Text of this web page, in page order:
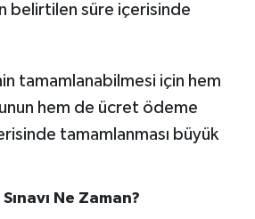
belirtilen süre içerisinde
tamamlanabilmesi için hem
hem de ücret ödeme
tamamlanması büyük
Ne Zaman?